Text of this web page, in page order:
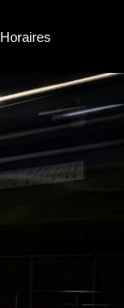
Horaires